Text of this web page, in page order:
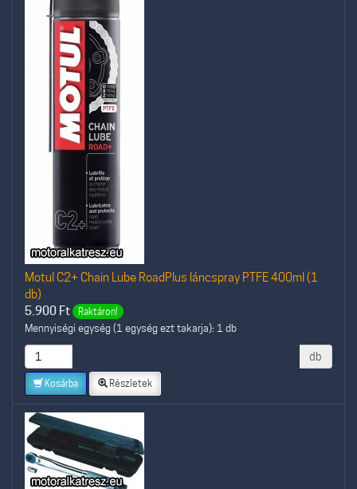
Motul C2+ Chain Lube RoadPlus láncspray PTFE 400ml (1
db)
5.900 Ft Raktáron!
Mennyiségi egység (1 egység ezt takarja): 1 db
db
Kosárba Részletek